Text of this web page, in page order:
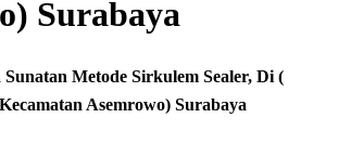
Surabaya
Metode Sirkulem Sealer, Di (
Asemrowo) Surabaya